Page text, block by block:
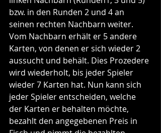
bzw. in den Runden 2 und 4 an
seinen rechten Nachbarn weiter.
Vom Nachbarn erhält er 5 andere
Karten, von denen er sich wieder 2
aussucht und behält. Dies Prozedere
wird wiederholt, bis jeder Spieler
wieder 7 Karten hat. Nun kann sich
jeder Spieler entscheiden, welche
der Karten er behalten möchte,
bezahlt den angegebenen Preis in